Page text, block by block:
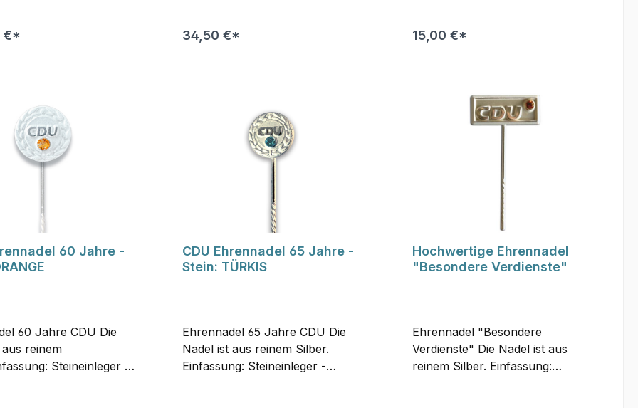
World-
€* 34,50 €* 15,00 €*
60 Jahre -
60 Jahre CDU Die
reinem
Steineinleger -
CDU Ehrennadel 65 Jahre -
Stein: TÜRKIS
Ehrennadel 65 Jahre CDU Die
Nadel ist aus reinem Silber.
Einfassung: Steineinleger -
Hochwertige Ehrennadel
"Besondere Verdienste"
Ehrennadel "Besondere
Verdienste" Die Nadel ist aus
reinem Silber. Einfassung: